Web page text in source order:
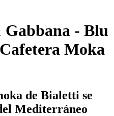
Gabbana - Blu
Moka
de Bialetti se
Mediterráneo